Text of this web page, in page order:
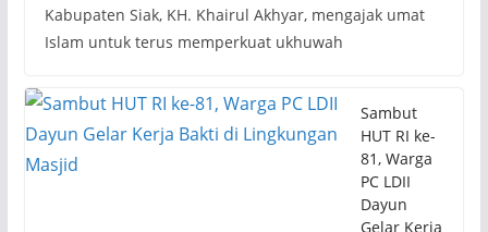
Kabupaten Siak, KH. Khairul Akhyar, mengajak umat
Islam untuk terus memperkuat ukhuwah
Sambut
HUT RI ke-
81, Warga
PC LDII
Dayun
Gelar Kerja